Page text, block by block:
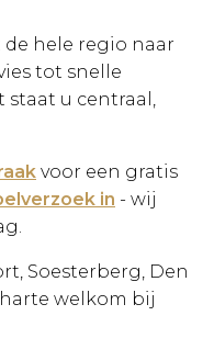
hele regio naar
tot snelle
u centraal,
voor een gratis
in - wij
Soesterberg, Den
welkom bij